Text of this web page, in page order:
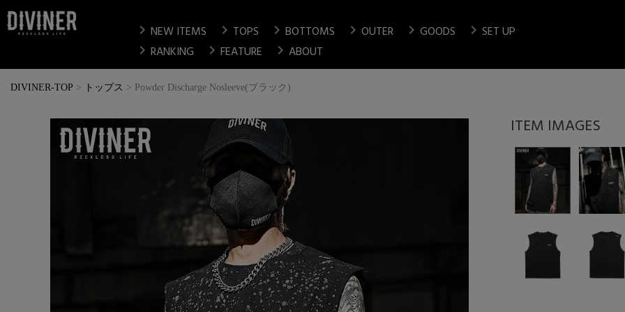
chevron_right NEW ITEMS chevron_right TOPS chevron_right BOTTOMS chevron_right OUTER chevron_right GOODS chevron_right SET UP
chevron_right RANKING chevron_right FEATURE chevron_right ABOUT
DIVINER-TOP トップス Powder Discharge Nosleeve(ブラック)